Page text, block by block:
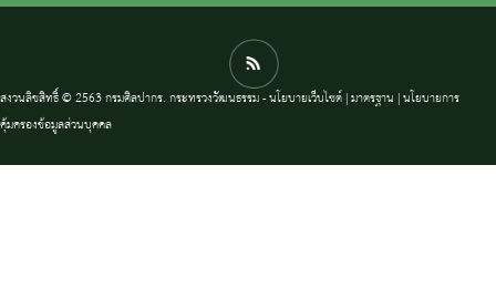
สงวนลิขสิทธิ์ © 2563 กรมศิลปากร. กระทรวงวัฒนธรรม -นโยบายเว็บไซต์|มาตรฐาน |นโยบายการ
คุ้มครองข้อมูลส่วนบุคคล